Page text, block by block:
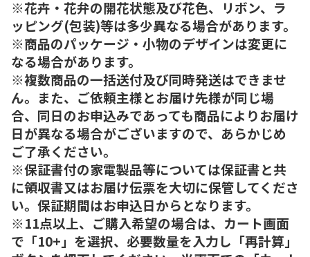
※花卉・花弁の開花状態及び花色、リボン、ラ
ッピング(包装)等は多少異なる場合があります。
※商品のパッケージ・小物のデザインは変更に
なる場合があります。
※複数商品の一括送付及び同時発送はできませ
ん。また、ご依頼主様とお届け先様が同じ場
合、同日のお申込みであっても商品によりお届け
日が異なる場合がございますので、あらかじめ
ご了承ください。
※保証書付の家電製品等については保証書と共
に領収書又はお届け伝票を大切に保管してくださ
い。保証期間はお申込日からとなります。
※11点以上、ご購入希望の場合は、カート画面
で「10+」を選択、必要数量を入力し「再計算」